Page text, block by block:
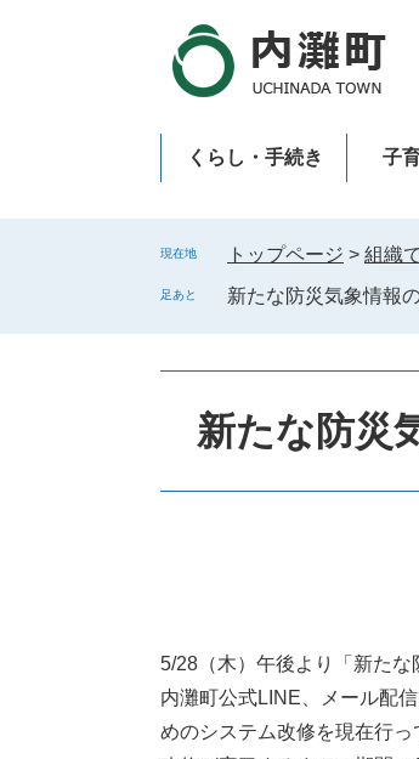
す
し
へ
くらし・手続き 子
現在地 トップページ > 組織
足あと 新たな防災気象情報
新たな防災
本
文
5/28（木）午後より「新たな
内灘町公式LINE、メール配
めのシステム改修を現在行っ